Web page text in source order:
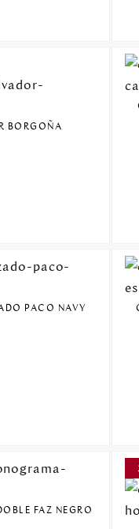
BORGOÑA
PACO NAVY
FAZ NEGRO